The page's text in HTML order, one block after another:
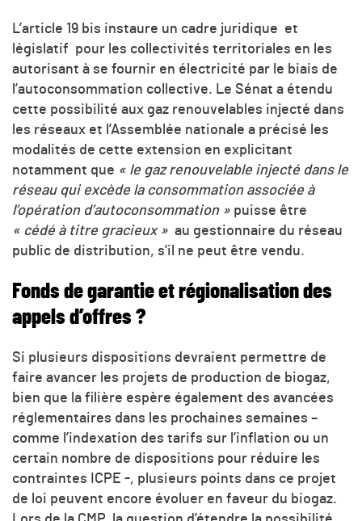
L’article 19 bis instaure un cadre juridique et
législatif pour les collectivités territoriales en les
autorisant à se fournir en électricité par le biais de
l’autoconsommation collective. Le Sénat a étendu
cette possibilité aux gaz renouvelables injecté dans
les réseaux et l’Assemblée nationale a précisé les
modalités de cette extension en explicitant
notamment que « le gaz renouvelable injecté dans le
réseau qui excède la consommation associée à
l’opération d’autoconsommation » puisse être
« cédé à titre gracieux » au gestionnaire du réseau
public de distribution, s’il ne peut être vendu.
Fonds de garantie et régionalisation des
appels d’offres ?
Si plusieurs dispositions devraient permettre de
faire avancer les projets de production de biogaz,
bien que la filière espère également des avancées
réglementaires dans les prochaines semaines –
comme l’indexation des tarifs sur l’inflation ou un
certain nombre de dispositions pour réduire les
contraintes ICPE -, plusieurs points dans ce projet
de loi peuvent encore évoluer en faveur du biogaz.